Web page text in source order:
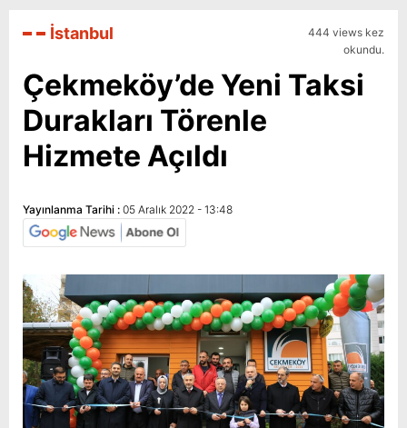
İstanbul
444 views kez
okundu.
Çekmeköy’de Yeni Taksi
Durakları Törenle
Hizmete Açıldı
Yayınlanma Tarihi : 05 Aralık 2022 - 13:48